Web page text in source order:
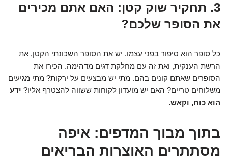
3. תחקיר שוק קטן: האם אתם מכירים
את הסופר שלכם?
כל סופר הוא סיפור בפני עצמו. יש את הסופר השכונתי הקטן, את
הרשת הענקית, ואת זה עם מחלקת דגים מדהימה. הכירו את
הסופרים שאתם קונים בהם. מתי יש מבצעים על ירקות? מתי מגיעים
משלוחים טריים? האם יש מועדון לקוחות ששווה להצטרף אליו? ידע
הוא כוח, וקאש.
בתוך מבוך המדפים: איפה
מסתתרים האוצרות הבריאים